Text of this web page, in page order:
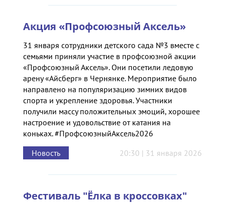
Акция «Профсоюзный Аксель»
31 января сотрудники детского сада №3 вместе с
семьями приняли участие в профсоюзной акции
«Профсоюзный Аксель». Они посетили ледовую
арену «Айсберг» в Чернянке. Мероприятие было
направлено на популяризацию зимних видов
спорта и укрепление здоровья. Участники
получили массу положительных эмоций, хорошее
настроение и удовольствие от катания на
коньках. #ПрофсоюзныйАксель2026
Новость
20:30 | 31 января 2026
Фестиваль "Ёлка в кроссовках"